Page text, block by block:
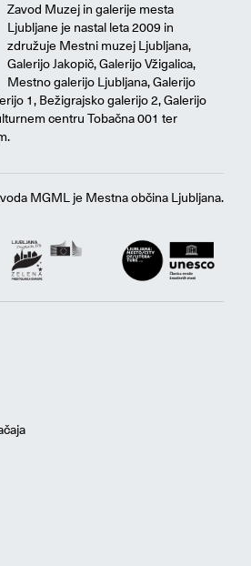
Zavod Muzej in galerije mesta
Ljubljane je nastal leta 2009 in
združuje Mestni muzej Ljubljana,
Galerijo Jakopič, Galerijo Vžigalica,
Mestno galerijo Ljubljana, Galerijo
1, Bežigrajsko galerijo 2, Galerijo
centru Tobačna 001 ter
MGML je Mestna občina Ljubljana.